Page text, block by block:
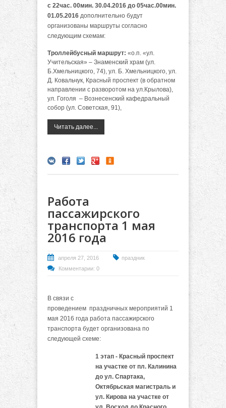
с 22час. 00мин. 30.04.2016 до 05час.00мин.
01.05.2016 дополнительно будут
организованы маршруты согласно
следующим схемам:
Троллейбусный маршрут: «о.п. «ул.
Учительская» – Знаменский храм (ул.
Б.Хмельницкого, 74), ул. Б. Хмельницкого, ул.
Д. Ковальчук, Красный проспект (в обратном
направлении с разворотом на ул.Крылова),
ул. Гоголя – Вознесенский кафедральный
собор (ул. Советская, 91),
Читать далее...
Работа
пассажирского
транспорта 1 мая
2016 года
апреля 27, 2016
праздник
Комментарии: 0
В связи с
проведением праздничных мероприятий 1
мая 2016 года работа пассажирского
транспорта будет организована по
следующей схеме:
1 этап - Красный проспект
на участке от пл. Калинина
до ул. Спартака,
Октябрьская магистраль и
ул. Кирова на участке от